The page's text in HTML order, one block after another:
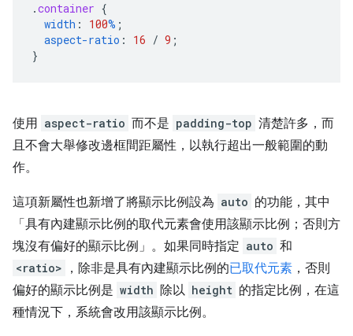
.container {
width : 100% ;
aspect-ratio : 16 / 9 ;
}
使用 aspect-ratio 而不是 padding-top 清楚許多，而
且不會大舉修改邊框間距屬性，以執行超出一般範圍的動
作。
這項新屬性也新增了將顯示比例設為 auto 的功能，其中
「具有內建顯示比例的取代元素會使用該顯示比例；否則方
塊沒有偏好的顯示比例」。如果同時指定 auto 和
<ratio> ，除非是具有內建顯示比例的已取代元素 ，否則
偏好的顯示比例是 width 除以 height 的指定比例，在這
種情況下，系統會改用該顯示比例。